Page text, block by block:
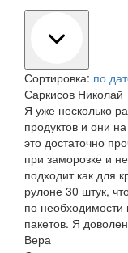
Сортировка: по
Саркисов Николай
Я уже несколько
продуктов и они
это достаточно
при заморозке и
подходит как для
рулоне 30 штук,
по необходимости
пакетов. Я
Вера